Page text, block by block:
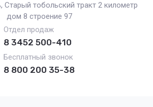
Старый тобольский тракт 2 километр
дом 8 строение 97
Отдел продаж
8 3452 500-410
Бесплатный звонок
8 800 200 35-38